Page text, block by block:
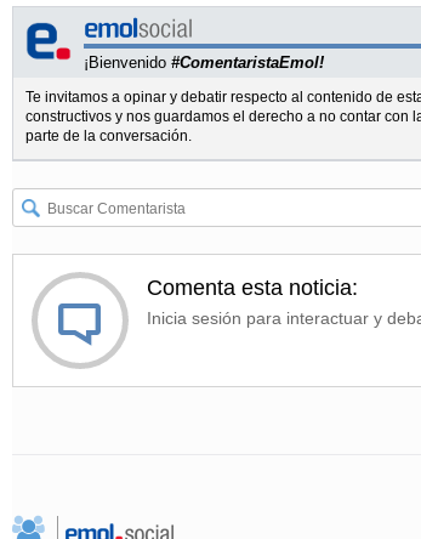
¡Bienvenido #ComentaristaEmol!
Te invitamos a opinar y debatir respecto al contenido de
constructivos y nos guardamos el derecho a no contar
parte de la conversación.
Comenta esta noticia:
Inicia sesión para interactuar y